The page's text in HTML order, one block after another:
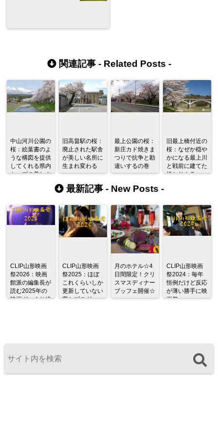
関連記事 - Related Posts -
中山河川公園の
桜：絵葉書のよ
うな構図を提供
してくれる県内
トップの美しさ
旧高畠駅の桜：
廃止された駅舎
が美しい名所に
生まれ変わる
最上公園の桜：
新庄カド焼きま
つりで抗争と勘
違いするの巻
旧最上橋付近の
桜：なぜか穏や
かになる最上川
と戦前に建てた
橋とサクラ
最新記事 - New Posts -
CLIP山形映画
祭2026：映画
館派の編集長が
読む2025年の
映画ざっくり総
CLIP山形映画
祭2025：ほぼ
これくらいしか
更新していない
変なブログ
月のホテル☆4
日間限定！クリ
スマスディナー
ブッフェ開催☆
CLIP山形映画
祭2024：毎年
恒例だけど反応
が薄い勝手に映
画祭